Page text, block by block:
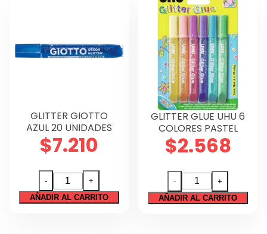
cantidad
GLITTER GIOTTO
AZUL 20 UNIDADES
$7.210
-
GLITTER
GIOTTO
+
AÑADIR AL CARRITO
GLITTER GLUE UHU 6
COLORES PASTEL
$2.568
-
GLITTER
GLUE
+
AÑADIR AL CARRITO